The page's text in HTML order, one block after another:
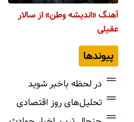
آهنگ «اندیشه وطن» از سالار
عقیلی
پیوندها
در لحظه باخبر شوید
تحلیل‌های روز اقتصادی